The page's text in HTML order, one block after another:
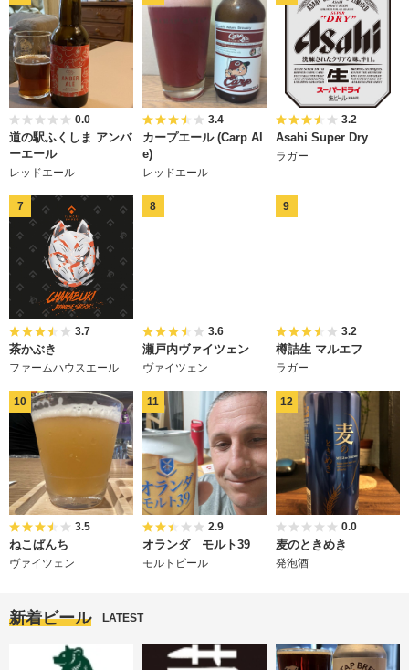
0.0
道の駅ふくしま アンバ
ーエール
レッドエール
3.4
カープエール (Carp Al
e)
レッドエール
3.2
Asahi Super Dry
ラガー
3.7
茶かぶき
ファームハウスエール
3.6
瀬戸内ヴァイツェン
ヴァイツェン
3.2
樽詰生 マルエフ
ラガー
3.5
ねこぱんち
ヴァイツェン
2.9
オランダ モルト39
モルトビール
0.0
麦のときめき
発泡酒
新着ビール LATEST